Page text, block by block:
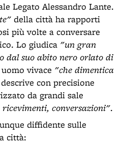
Legato Alessandro Lante.
della città ha rapporti
più volte a conversare
Lo giudica "un gran
dal suo abito nero orlato di
vivace "che dimentica
con precisione
da grandi sale
conversazioni".
diffidente sulle
città: